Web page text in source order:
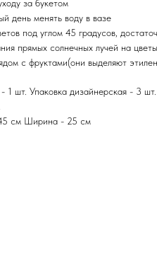
за букетом
день менять воду в вазе
под углом 45 градусов,
прямых солнечных лучей на цветы
с фруктами(они выделяют
1 шт. Упаковка дизайнерская - 3
см Ширина - 25 см